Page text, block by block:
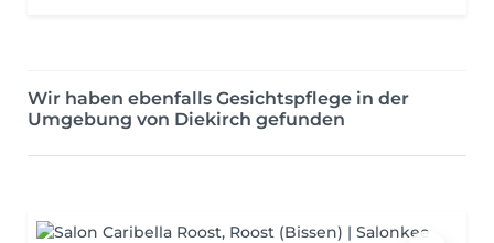
Wir haben ebenfalls Gesichtspflege in der
Umgebung von Diekirch gefunden